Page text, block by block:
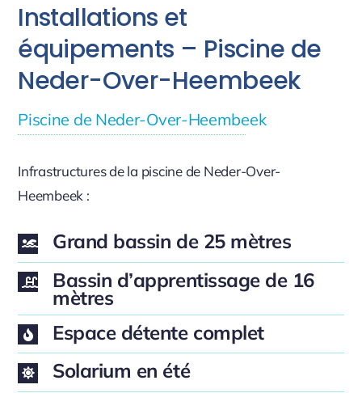
Installations et
équipements – Piscine de
Neder-Over-Heembeek
Piscine de Neder-Over-Heembeek
Infrastructures de la piscine de Neder-Over-
Heembeek :
Grand bassin de 25 mètres
Bassin d’apprentissage de 16
mètres
Espace détente complet
Solarium en été